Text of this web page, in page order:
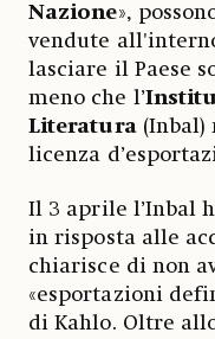
Nazione»,
vendute
lasciare il Paese
meno che l’
Literatura(Inbal)
licenza
Il 3 aprile l’Inbal
in risposta alle
chiarisce di non
«esportazioni
di Kahlo. Oltre